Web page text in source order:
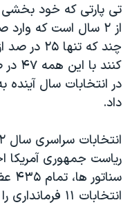
تی پارتی که خود
از ۲ سال است که
چند که
در انتخابات سال آینده
داد.
ریاست جمهوری
انتخابات ۱۱ فرمانداری را نیز در بر می گیرد.